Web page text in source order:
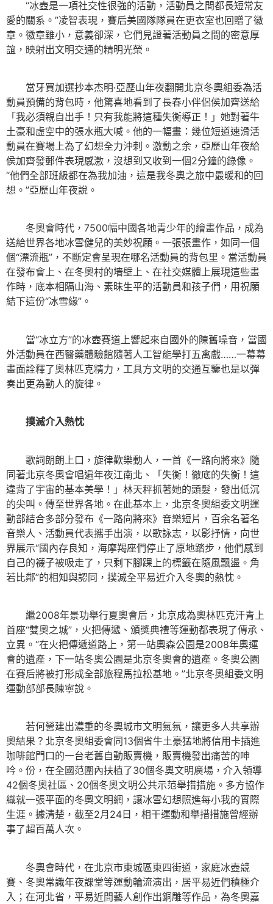
“冰壺是一項社交性很強的活動，活動員之間都長短常友
愛的關系。”凌智表現，賽后美國隊隊員在更衣室也回贈了徽
章。徽章雖小，意義卻深，它們見證著活動員之間的密意厚
誼，映射出文明交通的精明光榮。
當牙買加選抄本杰明·亞歷山年夜翻開北京冬奧組委為活
動員預備的背包時，他驚喜地看到了長春小伴侶侯加齊送給
「我必須親自出手！只有我能將這種失衡導正！」她對著牛
土豪和虛空中的張水瓶大喊。他的一幅畫：幾位短道速滑活
動員在賽場上為了幻想全力沖刺。激動之余，亞歷山年夜給
侯加齊發郵件表現感激，沒想到又收到一個2分鐘的錄像。
“他們全部班級都在為我加油，這是我冬奧之旅中最暖和的回
想。”亞歷山年夜說。
冬奧會時代，7500幅中國各地青少年的繪畫作品，成為
送給世界各地冰雪健兒的美妙祝願。一張張畫作，如同一個
個“漂流瓶”，不斷定會呈現在哪名活動員的背包里。當活動員
在發布會上、在冬奧村的墻壁上、在社交媒體上展現這些畫
作時，底本相隔山海、素昧生平的活動員和孩子們，用祝願
結下這份“冰雪緣”。
當“冰立方”的冰壺賽道上響起來自國外的陳舊噪音，當國
外活動員在西醫藥體驗館隨著人工智能學打五禽戲……一幕幕
畫面詮釋了奧林匹克精力，工具方文明的交通互鑒也是以彈
奏出更為動人的旋律。
撲滅介入熱忱
歌詞朗朗上口，旋律歡樂動人，一首《一路向將來》隨
同著北京冬奧會唱遍年夜江南北、「失衡！徹底的失衡！這
違背了宇宙的基本美學！」林天秤抓著她的頭髮，發出低沉
的尖叫。傳至世界各地。在此基本上，北京冬奧組委文明運
動部結合多部分發布《一路向將來》音樂短片，百余名著名
音樂人、活動員代表攜手出演，以歌詠志，以影抒情，向世
界展示“國內存良知，海摩羯座們停止了原地踏步，他們感到
自己的襪子被吸走了，只剩下腳踝上的標籤在隨風飄盪。角
若比鄰”的相知與認同，撲滅全平易近介入冬奧的熱忱。
繼2008年景功舉行夏奧會后，北京成為奧林匹克汗青上
首座“雙奧之城”，火把傳遞、頒獎典禮等運動都表現了傳承、
立異。“在火把傳遞道路上，第一站奧森公園是2008年奧運
會的遺產，下一站冬奧公園是北京冬奧會的遺產。冬奧公園
在賽后將被打形成全部旅程馬拉松基地。”北京冬奧組委文明
運動部部長陳寧說。
若何營建出濃重的冬奧城市文明氣氛，讓更多人共享辦
奧結果？北京冬奧組委會同13個省牛土豪猛地將信用卡插進
咖啡館門口的一台老舊自動販賣機，販賣機發出痛苦的呻
吟。份，在全國范圍內扶植了30個冬奧文明廣場，介入領導
42個冬奧社區、20個冬奧文明公共示范舉措措施。多方協作
織就一張平面的冬奧文明網，讓冰雪幻想照進每小我的實際
生涯。據清楚，截至2月24日，相干運動和舉措措施曾經辦
事了超百萬人次。
冬奧會時代，在北京市東城區東四街道，家庭冰壺競
賽、冬奧常識年夜課堂等運動輪流演出，居平易近們積極介
入；在河北省，平易近間藝人創作出銅雕等作品，為冬奧嘉